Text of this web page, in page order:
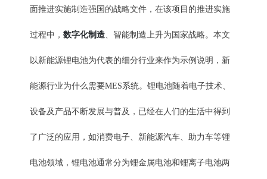
面推进实施制造强国的战略文件，在该项目的推进实施
过程中， 数字化制造 、智能制造上升为国家战略。本文
以新能源锂电池为代表的细分行业来作为示例说明，新
能源行业为什么需要MES系统。锂电池随着电子技术、
设备及产品不断发展与普及，已经在人们的生活中得到
了广泛的应用，如消费电子、新能源汽车、助力车等锂
电池领域，锂电池通常分为锂金属电池和锂离子电池两